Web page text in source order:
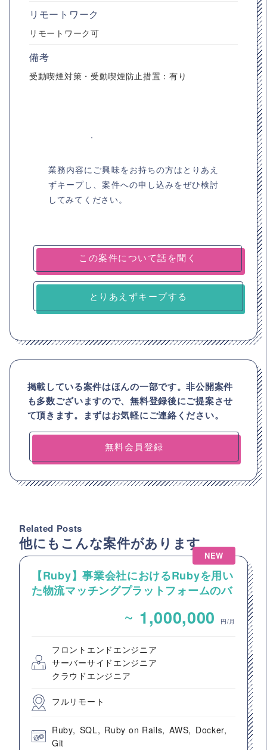
リモートワーク
リモートワーク可
備考
受動喫煙対策・受動喫煙防止措置：有り
業務内容にご興味をお持ちの方はとりあえ
ずキープし、案件への申し込みをぜひ検討
してみてください。
とりあえずキープする
掲載している案件はほんの一部です。非公開案件
も多数ございますので、無料登録後にご提案させ
て頂きます。まずはお気軽にご連絡ください。
無料会員登録
Related Posts
他にもこんな案件があります
NEW
【Ruby】事業会社におけるRubyを用い
た物流マッチングプラットフォームのバ
~ 1,000,000 円/月
フロントエンドエンジニア
サーバーサイドエンジニア
クラウドエンジニア
フルリモート
Ruby SQL Ruby on Rails AWS
Docker
Git